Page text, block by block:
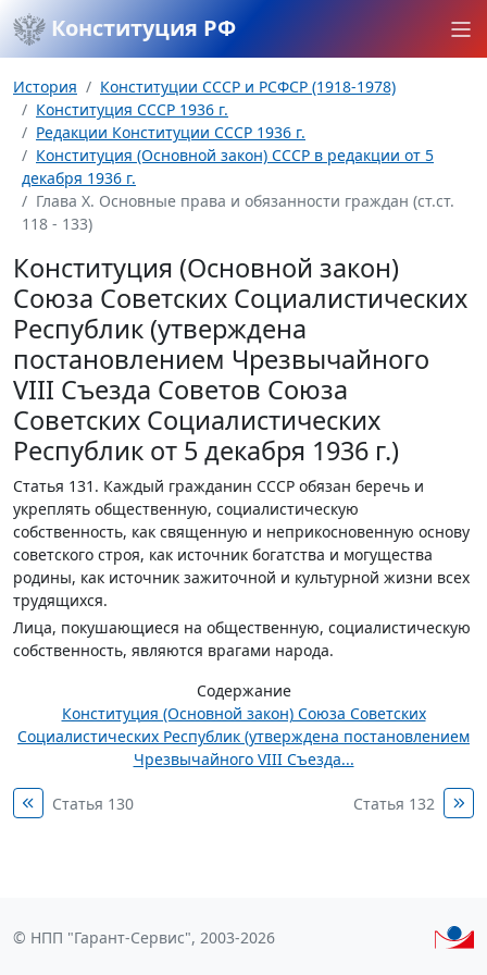
Конституция РФ
История
Конституции СССР и РСФСР (1918-1978)
Конституция СССР 1936 г.
Редакции Конституции СССР 1936 г.
Конституция (Основной закон) СССР в редакции от 5
декабря 1936 г.
Глава Х. Основные права и обязанности граждан (ст.ст.
118 - 133)
Конституция (Основной закон)
Союза Советских Социалистических
Республик (утверждена
постановлением Чрезвычайного
VIII Съезда Советов Союза
Советских Социалистических
Республик от 5 декабря 1936 г.)
Статья 131. Каждый гражданин СССР обязан беречь и
укреплять общественную, социалистическую
собственность, как священную и неприкосновенную основу
советского строя, как источник богатства и могущества
родины, как источник зажиточной и культурной жизни всех
трудящихся.
Лица, покушающиеся на общественную, социалистическую
собственность, являются врагами народа.
Содержание
Конституция (Основной закон) Союза Советских
Социалистических Республик (утверждена постановлением
Чрезвычайного VIII Съезда...
Статья 130 Статья 132
© НПП "Гарант-Сервис", 2003-2026